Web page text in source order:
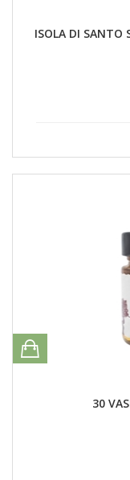
ISOLA DI SANTO
30